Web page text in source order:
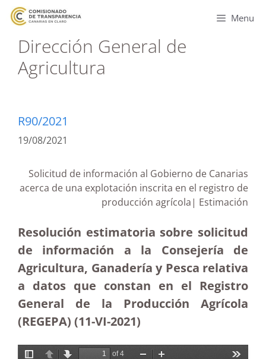
Menu
Dirección General de
Agricultura
R90/2021
19/08/2021
Solicitud de información al Gobierno de Canarias
acerca de una explotación inscrita en el registro de
producción agrícola| Estimación
Resolución estimatoria sobre solicitud
de información a la Consejería de
Agricultura, Ganadería y Pesca relativa
a datos que constan en el Registro
General de la Producción Agrícola
(REGEPA) (11-VI-2021)